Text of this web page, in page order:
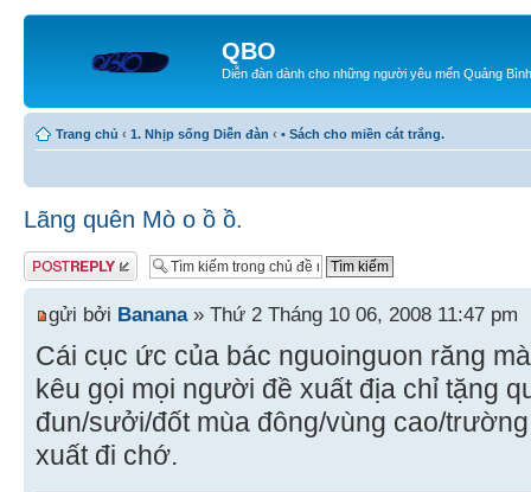
QBO
Diễn đàn dành cho những người yêu mến Quảng Bình
Trang chủ ‹ 1. Nhịp sống Diễn đàn ‹ • Sách cho miền cát trắng.
Lãng quên Mò o ồ ồ.
Gửi bài trả lời
gửi bởi Banana» Thứ 2 Tháng 10 06, 2008 11:47 pm
Cái cục ức của bác nguoinguon răng
kêu gọi mọi người đề xuất địa chỉ tặng
đun/sưởi/đốt mùa đông/vùng cao/
xuất đi chớ.